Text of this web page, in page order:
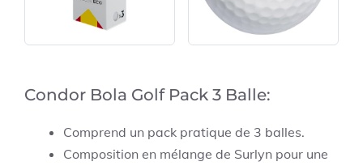
Condor Bola Golf Pack 3 Balle:
Comprend un pack pratique de 3 balles.
Composition en mélange de Surlyn pour une